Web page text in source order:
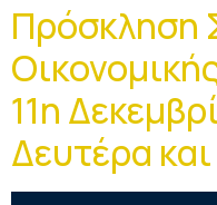
Πρόσκληση
11η
Δευτέρα